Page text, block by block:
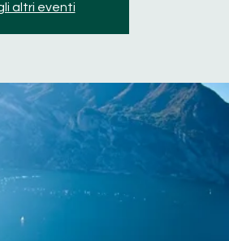
altri eventi